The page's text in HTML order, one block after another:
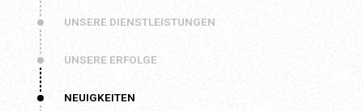
UNSERE DIENSTLEISTUNGEN
UNSERE ERFOLGE
NEUIGKEITEN